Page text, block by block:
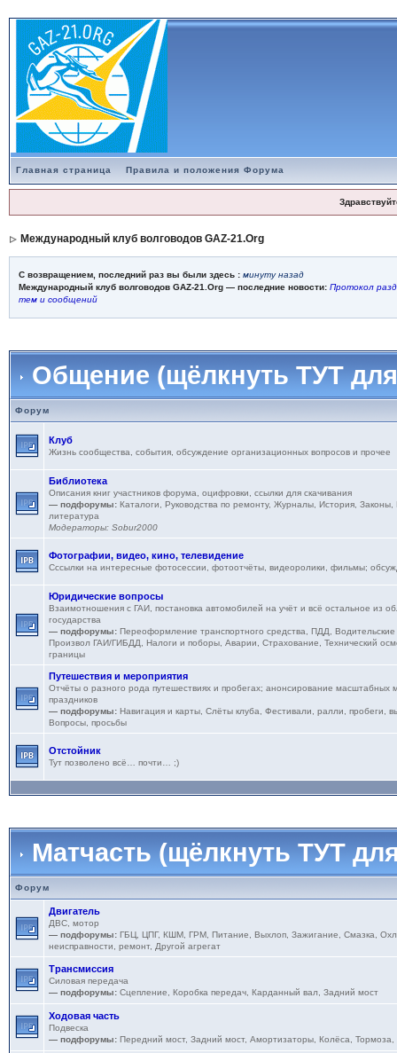
Главная страница Правила и положения Форума
Международный клуб волговодов GAZ-21.Org
С возвращением, последний раз вы были здесь : минуту назад
Международный клуб волговодов GAZ-21.Org — последние новости: Протокол
тем и сообщений
Общение (щёлкнуть ТУТ
Форум
Клуб
Жизнь сообщества, события, обсуждение организационных вопросов и прочее
Библиотека
Описания книг участников форума, оцифровки, ссылки для скачивания
— подфорумы: Каталоги Руководства по ремонту, Журналы, История, Законы,
литература
Модераторы: Sobur2000
Фотографии, видео, кино, телевидение
Сссылки на интересные фотосессии, фотоотчёты, видеоролики, фильмы;
Юридические вопросы
Взаимотношения с ГАИ, постановка автомобилей на учёт и всё остальное из
государства
— подфорумы: Переоформление транспортного средства ПДД
Водительские
Произвол ГАИ/ГИБДД
Налоги и поборы, Аварии Страхование
Технический
границы
Путешествия и мероприятия
Отчёты о разного рода путешествиях и пробегах; анонсирование масштабных
праздников
— подфорумы: Навигация и карты, Слёты клуба
Фестивали, ралли, пробеги,
Вопросы, просьбы
Отстойник
Тут позволено всё… почти… ;)
Матчасть (щёлкнуть ТУТ
Форум
Двигатель
ДВС, мотор
— подфорумы: ГБЦ, ЦПГ, КШМ, ГРМ, Питание Выхлоп, Зажигание Смазка
неисправности, ремонт, Другой агрегат
Трансмиссия
Силовая передача
— подфорумы: Сцепление Коробка передач, Карданный вал Задний мост
Ходовая часть
Подвеска
— подфорумы: Передний мост, Задний мост, Амортизаторы, Колёса Тормоза